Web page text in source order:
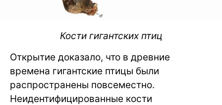
Кости гигантских птиц
Открытие доказало, что в древние
времена гигантские птицы были
распространены повсеместно.
Неидентифицированные кости